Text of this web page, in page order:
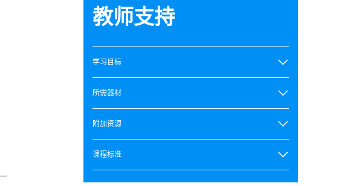
教师支持
学习目标
所需器材
附加资源
课程标准